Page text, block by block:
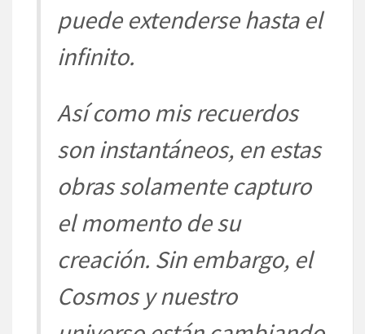
puede extenderse hasta el
infinito.
Así como mis recuerdos
son instantáneos, en estas
obras solamente capturo
el momento de su
creación. Sin embargo, el
Cosmos y nuestro